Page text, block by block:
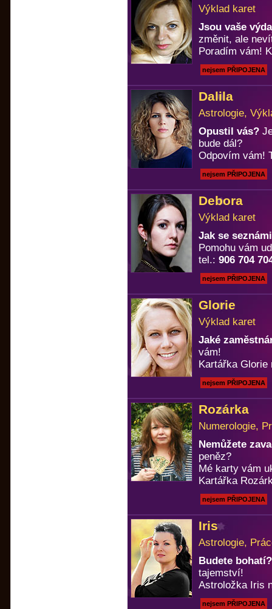
Výklad karet
Jsou vaše
změnit, ale
Poradím vám!
nejsem PŘIPOJENA
Dalila
Astrologie,
Opustil vás?
bude dál?
Odpovím vám!
nejsem PŘIPOJENA
Debora
Výklad karet
Jak se
Pomohu vám
tel.: 906 704
nejsem PŘIPOJENA
Glorie
Výklad karet
Jaké
vám!
Kartářka
nejsem PŘIPOJENA
Rozárka
Numerologie,
Nemůžete
peněz?
Mé karty vám
Kartářka
nejsem PŘIPOJENA
Iris
Astrologie,
Budete bohatí?
tajemství!
Astroložka Iris
nejsem PŘIPOJENA